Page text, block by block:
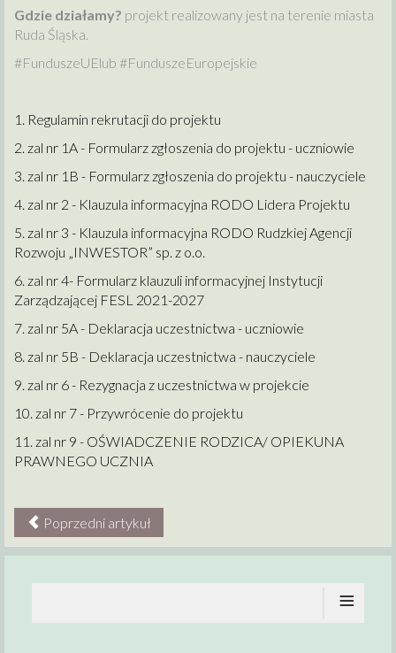
Gdzie działamy? projekt realizowany jest na terenie miasta
Ruda Śląska.
#FunduszeUElub #FunduszeEuropejskie
1. Regulamin rekrutacji do projektu
2. zal nr 1A - Formularz zgłoszenia do projektu - uczniowie
3. zal nr 1B - Formularz zgłoszenia do projektu - nauczyciele
4. zal nr 2 - Klauzula informacyjna RODO Lidera Projektu
5. zal nr 3 - Klauzula informacyjna RODO Rudzkiej Agencji
Rozwoju „INWESTOR” sp. z o.o.
6. zal nr 4- Formularz klauzuli informacyjnej Instytucji
Zarządzającej FESL 2021-2027
7. zal nr 5A - Deklaracja uczestnictwa - uczniowie
8. zal nr 5B - Deklaracja uczestnictwa - nauczyciele
9. zal nr 6 - Rezygnacja z uczestnictwa w projekcie
10. zal nr 7 - Przywrócenie do projektu
11. zal nr 9 - OŚWIADCZENIE RODZICA/ OPIEKUNA
PRAWNEGO UCZNIA
Poprzedni artykuł
≡